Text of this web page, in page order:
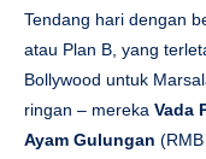
Tendang hari dengan
atau Plan B, yang
Bollywood untuk
ringan – mereka Vada
Ayam Gulungan